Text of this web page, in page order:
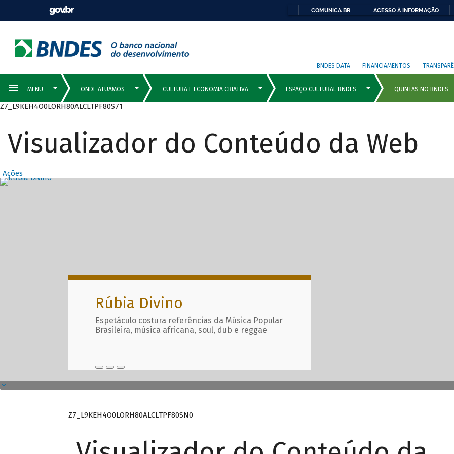
COMUNICA BR ACESSO À INFORMAÇÃO
BNDES DATA FINANCIAMENTOS
Z7_L9KEH4O0LORH80ALCLTPF80S71
Visualizador do Conteúdo da Web
Ações
Destaques Principais com
Rúbia Divino
Espetáculo costura referências da Música Popular
Brasileira, música africana, soul, dub e reggae
Z7_L9KEH4O0LORH80ALCLTPF80SN0